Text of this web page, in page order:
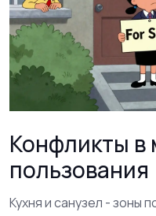
Конфликты в
пользования
Кухня и санузел - зоны